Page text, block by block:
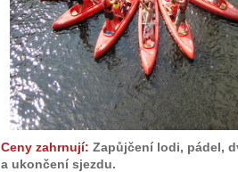
Ceny zahrnují: Zapůjčení lodi, pádel,
a ukončení sjezdu.